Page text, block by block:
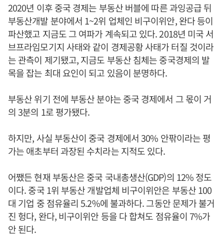
2020년 이후 중국 경제는 부동산 버블에 따른 과잉공급 뒤
부동산개발 분야에서 1~2위 업체인 비구이위안, 완다 등이
파산했고 지금도 그 여파가 계속되고 있다. 2018년 미국 서
브프라임모기지 사태와 같이 경제공황 사태가 터질 것이라
는 관측이 제기됐고, 지금도 부동산 침체는 중국경제의 발
목을 잡는 최대 요인이 되고 있음이 분명하다.
부동산 위기 전에 부동산 분야는 중국 경제에서 그 몫이 거
의 3분의 1로 평가됐다.
하지만, 사실 부동산이 중국 경제에서 30% 안팎이라는 평
가는 애초부터 과장된 수치라는 지적도 있다.
어쨌든 현재 부동산은 중국 국내총생산(GDP)의 12% 정도
이다. 중국 1위 부동산 개발업체 비구이위안은 부동산 100
대 기업 중 점유율리 5.2%에 불과하다. 그동안 문제가 불거
진 헝다, 완다, 비구이위안 등을 다 합쳐도 점유율이 7%가
안 된다.